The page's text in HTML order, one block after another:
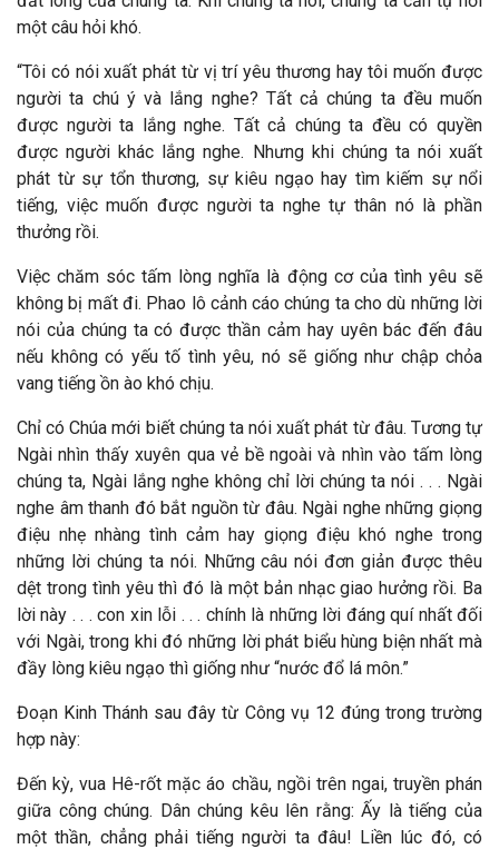
một câu hỏi khó.
“Tôi có nói xuất phát từ vị trí yêu thương hay tôi muốn được
người ta chú ý và lắng nghe? Tất cả chúng ta đều muốn
được người ta lắng nghe. Tất cả chúng ta đều có quyền
được người khác lắng nghe. Nhưng khi chúng ta nói xuất
phát từ sự tổn thương, sự kiêu ngạo hay tìm kiếm sự nổi
tiếng, việc muốn được người ta nghe tự thân nó là phần
thưởng rồi.
Việc chăm sóc tấm lòng nghĩa là động cơ của tình yêu sẽ
không bị mất đi. Phao lô cảnh cáo chúng ta cho dù những lời
nói của chúng ta có được thần cảm hay uyên bác đến đâu
nếu không có yếu tố tình yêu, nó sẽ giống như chập chỏa
vang tiếng ồn ào khó chịu.
Chỉ có Chúa mới biết chúng ta nói xuất phát từ đâu. Tương tự
Ngài nhìn thấy xuyên qua vẻ bề ngoài và nhìn vào tấm lòng
chúng ta, Ngài lắng nghe không chỉ lời chúng ta nói . . . Ngài
nghe âm thanh đó bắt nguồn từ đâu. Ngài nghe những giọng
điệu nhẹ nhàng tình cảm hay giọng điệu khó nghe trong
những lời chúng ta nói. Những câu nói đơn giản được thêu
dệt trong tình yêu thì đó là một bản nhạc giao hưởng rồi. Ba
lời này . . . con xin lỗi . . . chính là những lời đáng quí nhất đối
với Ngài, trong khi đó những lời phát biểu hùng biện nhất mà
đầy lòng kiêu ngạo thì giống như “nước đổ lá môn.”
Đoạn Kinh Thánh sau đây từ Công vụ 12 đúng trong trường
hợp này:
Đến kỳ, vua Hê-rốt mặc áo chầu, ngồi trên ngai, truyền phán
giữa công chúng. Dân chúng kêu lên rằng: Ấy là tiếng của
một thần, chẳng phải tiếng người ta đâu! Liền lúc đó, có